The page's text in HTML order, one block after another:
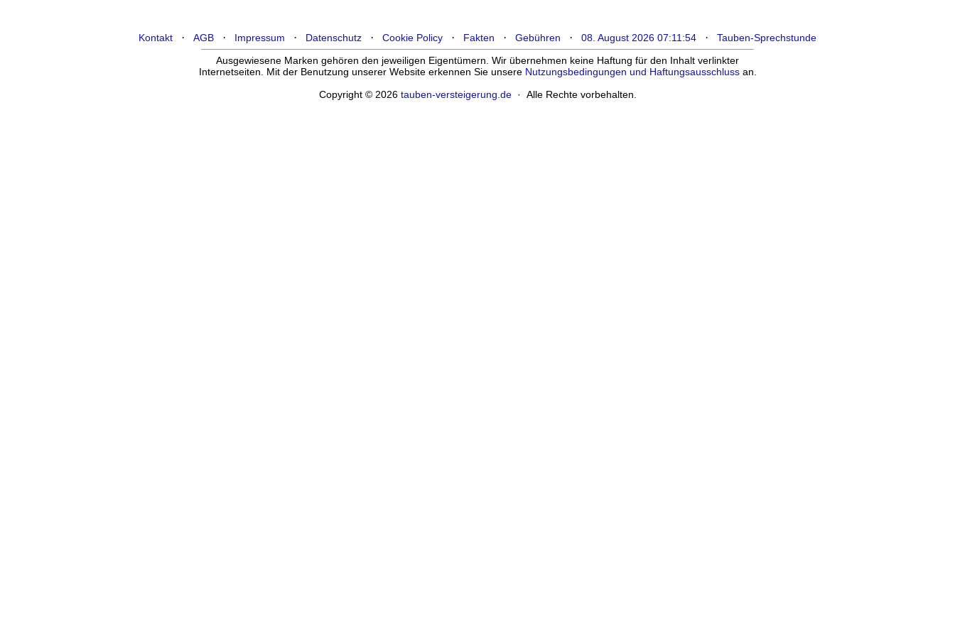
Kontakt · AGB · Impressum · Datenschutz · Cookie Policy · Fakten · Gebühren · 08. August 2026 07:11:54 · Tauben-Sprechstunde
Ausgewiesene Marken gehören den jeweiligen Eigentümern. Wir übernehmen keine Haftung für den Inhalt verlinkter
Internetseiten. Mit der Benutzung unserer Website erkennen Sie unsere Nutzungsbedingungen und Haftungsausschlussan.
Copyright © 2026 tauben-versteigerung.de· Alle Rechte vorbehalten.